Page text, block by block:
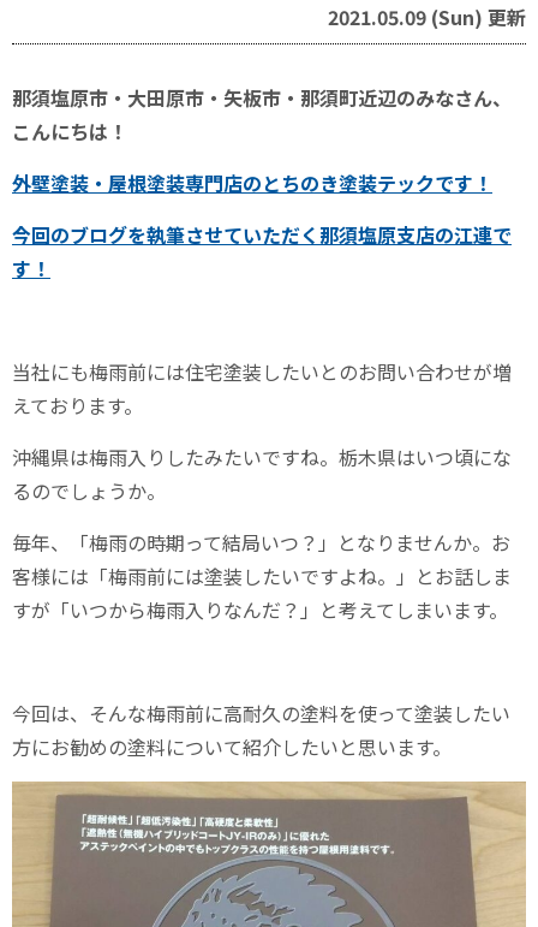
2021.05.09 (Sun) 更新
那須塩原市・大田原市・矢板市・那須町近辺のみなさん、
こんにちは！
外壁塗装・屋根塗装専門店のとちのき塗装テックです！
今回のブログを執筆させていただく那須塩原支店の江連で
す！
当社にも梅雨前には住宅塗装したいとのお問い合わせが増
えております。
沖縄県は梅雨入りしたみたいですね。栃木県はいつ頃にな
るのでしょうか。
毎年、「梅雨の時期って結局いつ？」となりませんか。お
客様には「梅雨前には塗装したいですよね。」とお話しま
すが「いつから梅雨入りなんだ？」と考えてしまいます。
今回は、そんな梅雨前に高耐久の塗料を使って塗装したい
方にお勧めの塗料について紹介したいと思います。